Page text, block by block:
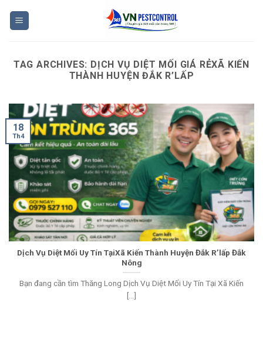
TAG ARCHIVES: DỊCH VỤ DIỆT MỐI GIÁ RẺXÃ KIẾN
THÀNH HUYỆN ĐẮK R’LẤP
Dịch Vụ Diệt Mối Uy Tín TạiXã Kiến Thành Huyện Đắk R’lấp Đắk
Nông
Bạn đang cần tìm Thăng Long Dịch Vụ Diệt Mối Uy Tín Tại Xã Kiến
[...]
18
Th4